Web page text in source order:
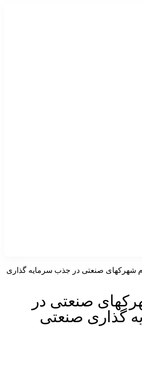
شهرکهای صنعتی در جذب سرمایه گذاری
صنعتی در
گذاری صنعتی